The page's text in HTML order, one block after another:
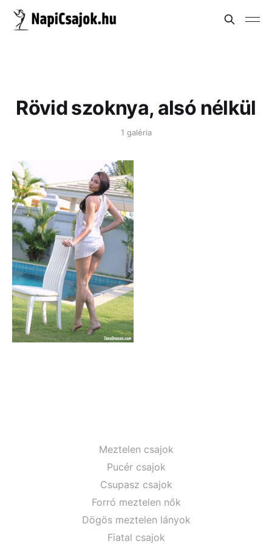
Rövid szoknya, alsó nélkül
1 galéria
Meztelen csajok
Pucér csajok
Csupasz csajok
Forró meztelen nők
Dögös meztelen lányok
Fiatal csajok